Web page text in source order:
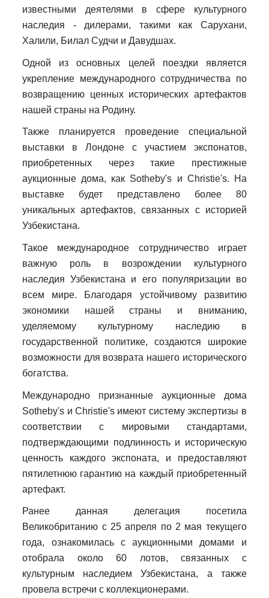
известными деятелями в сфере культурного
наследия - дилерами, такими как Сарухани,
Халили, Билал Судчи и Давудшах.
Одной из основных целей поездки является
укрепление международного сотрудничества по
возвращению ценных исторических артефактов
нашей страны на Родину.
Также планируется проведение специальной
выставки в Лондоне с участием экспонатов,
приобретенных через такие престижные
аукционные дома, как Sotheby's и Christie's. На
выставке будет представлено более 80
уникальных артефактов, связанных с историей
Узбекистана.
Такое международное сотрудничество играет
важную роль в возрождении культурного
наследия Узбекистана и его популяризации во
всем мире. Благодаря устойчивому развитию
экономики нашей страны и вниманию,
уделяемому культурному наследию в
государственной политике, создаются широкие
возможности для возврата нашего исторического
богатства.
Международно признанные аукционные дома
Sotheby's и Christie's имеют систему экспертизы в
соответствии с мировыми стандартами,
подтверждающими подлинность и историческую
ценность каждого экспоната, и предоставляют
пятилетнюю гарантию на каждый приобретенный
артефакт.
Ранее данная делегация посетила
Великобританию с 25 апреля по 2 мая текущего
года, ознакомилась с аукционными домами и
отобрала около 60 лотов, связанных с
культурным наследием Узбекистана, а также
провела встречи с коллекционерами.